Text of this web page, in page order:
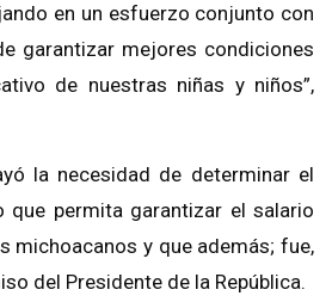
en un esfuerzo conjunto con
garantizar mejores condiciones
de nuestras niñas y niños”,
la necesidad de determinar el
que permita garantizar el salario
michoacanos y que además; fue,
del Presidente de la República.